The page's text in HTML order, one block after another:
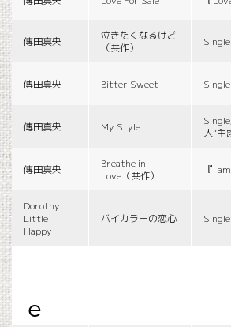
傳田真央
泣きたくなるけど
（共作）
Single
傳田真央 Bitter Sweet Single
傳田真央 My Style
人”主
傳田真央
Breathe in
Love（共作）
『I
Dorothy
Little
Happy
バイカラーの恋心 Single
e